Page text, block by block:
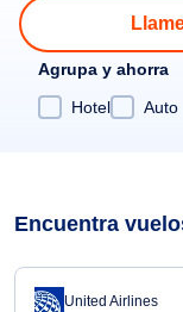
Agrupa y ahorra
Hotel
Auto
Encuentra
United Airlines